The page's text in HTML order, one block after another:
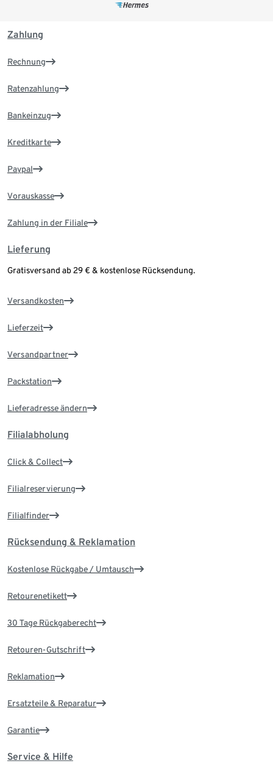
Zahlung
Rechnung
Ratenzahlung
Bankeinzug
Kreditkarte
Paypal
Vorauskasse
Zahlung in der Filiale
Lieferung
Gratisversand ab 29 € & kostenlose Rücksendung.
Versandkosten
Lieferzeit
Versandpartner
Packstation
Lieferadresse ändern
Filialabholung
Click & Collect
Filialreservierung
Filialfinder
Rücksendung & Reklamation
Kostenlose Rückgabe / Umtausch
Retourenetikett
30 Tage Rückgaberecht
Retouren-Gutschrift
Reklamation
Ersatzteile & Reparatur
Garantie
Service & Hilfe